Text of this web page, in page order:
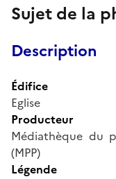
Sujet de la
Description
Édifice
Eglise
Producteur
Médiathèque du
(MPP)
Légende